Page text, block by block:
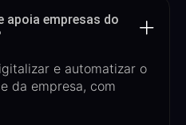
apoia empresas do
e automatizar o
da empresa, com